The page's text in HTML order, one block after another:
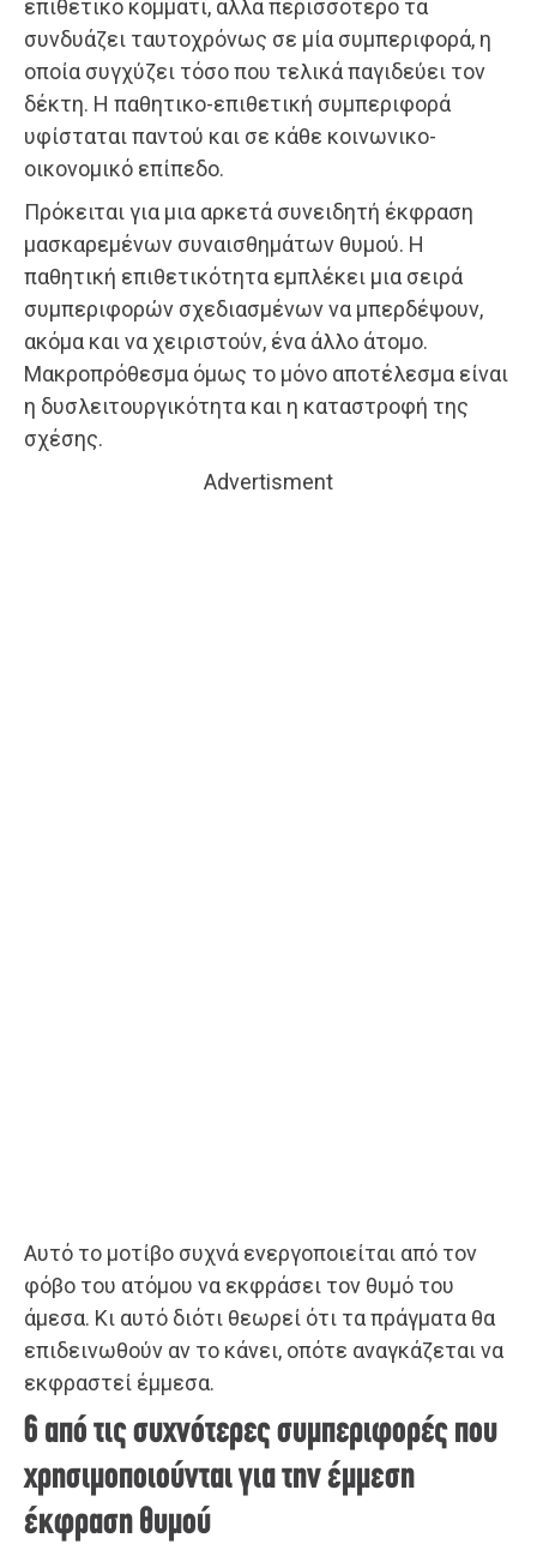
επιθετικό κομμάτι, αλλά περισσότερο τα
συνδυάζει ταυτοχρόνως σε μία συμπεριφορά, η
οποία συγχύζει τόσο που τελικά παγιδεύει τον
δέκτη. Η παθητικο-επιθετική συμπεριφορά
υφίσταται παντού και σε κάθε κοινωνικο-
οικονομικό επίπεδο.
Πρόκειται για μια αρκετά συνειδητή έκφραση
μασκαρεμένων συναισθημάτων θυμού. Η
παθητική επιθετικότητα εμπλέκει μια σειρά
συμπεριφορών σχεδιασμένων να μπερδέψουν,
ακόμα και να χειριστούν, ένα άλλο άτομο.
Μακροπρόθεσμα όμως το μόνο αποτέλεσμα είναι
η δυσλειτουργικότητα και η καταστροφή της
σχέσης.
Advertisment
Αυτό το μοτίβο συχνά ενεργοποιείται από τον
φόβο του ατόμου να εκφράσει τον θυμό του
άμεσα. Κι αυτό διότι θεωρεί ότι τα πράγματα θα
επιδεινωθούν αν το κάνει, οπότε αναγκάζεται να
εκφραστεί έμμεσα.
6 από τις συχνότερες συμπεριφορές που
χρησιμοποιούνται για την έμμεση
έκφραση θυμού